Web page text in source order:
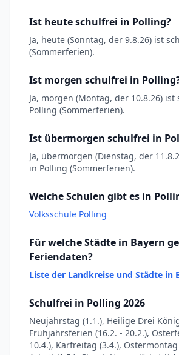
Ist heute schulfrei in Polling?
Ja, heute (Sonntag, der 9.8.26) ist
(Sommerferien).
Ist morgen schulfrei in
Ja, morgen (Montag, der 10.8.26)
Polling (Sommerferien).
Ist übermorgen schulfrei in
Ja, übermorgen (Dienstag, der
in Polling (Sommerferien).
Welche Schulen gibt es in
Volksschule Polling
Für welche Städte in Bayern
Feriendaten?
Liste der Landkreise und Städte in
Schulfrei in Polling 2026
Neujahrstag (1.1.), Heilige Drei
Frühjahrsferien (16.2. - 20.2.),
10.4.), Karfreitag (3.4.),